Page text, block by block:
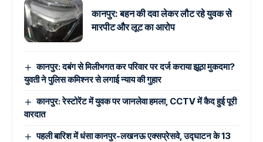
कानपुर: बहन की दवा लेकर लौट रहे युवक से
मारपीट और लूट का आरोप
कानपुर: दबंग से मिलीभगत कर परिवार पर दर्ज कराया झूठा मुकदमा?
युवती ने पुलिस कमिश्नर से लगाई न्याय की गुहार
कानपुर: रेस्टोरेंट में युवक पर जानलेवा हमला, CCTV में कैद हुई पूरी
वारदात
पहली बारिश में धंसा कानपुर-लखनऊ एक्सप्रेसवे, उद्घाटन के 13